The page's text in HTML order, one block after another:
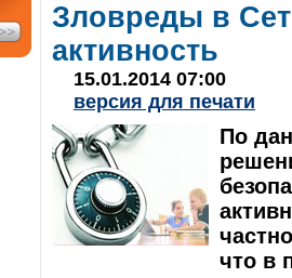
Зловреды в
активность
15.01.2014 07:00
версия для печати
По
что в